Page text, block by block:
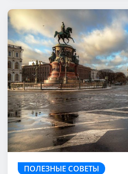
ПОЛЕЗНЫЕ СОВЕТЫ